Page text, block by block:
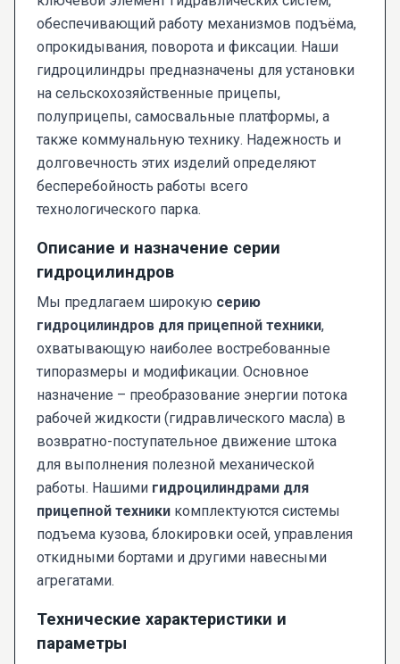
обеспечивающий работу механизмов подъёма,
опрокидывания, поворота и фиксации. Наши
гидроцилиндры предназначены для установки
на сельскохозяйственные прицепы,
полуприцепы, самосвальные платформы, а
также коммунальную технику. Надежность и
долговечность этих изделий определяют
бесперебойность работы всего
технологического парка.
Описание и назначение серии
гидроцилиндров
Мы предлагаем широкую серию
гидроцилиндров для прицепной техники,
охватывающую наиболее востребованные
типоразмеры и модификации. Основное
назначение – преобразование энергии потока
рабочей жидкости (гидравлического масла) в
возвратно-поступательное движение штока
для выполнения полезной механической
работы. Нашими гидроцилиндрами для
прицепной техники комплектуются системы
подъема кузова, блокировки осей, управления
откидными бортами и другими навесными
агрегатами.
Технические характеристики и
параметры